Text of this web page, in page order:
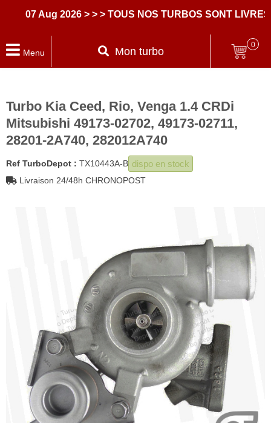
07 Aug 2026 > > > TOUS NOS TURBOS SONT LIVRES
Menu Mon turbo
0
Turbo Kia Ceed, Rio, Venga 1.4 CRDi
Mitsubishi 49173-02702, 49173-02711,
28201-2A740, 282012A740
Ref TurboDepot : TX10443A-B dispo en stock
Livraison 24/48h CHRONOPOST